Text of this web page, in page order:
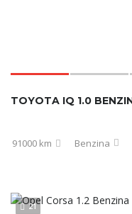
91000 km Benzina
21